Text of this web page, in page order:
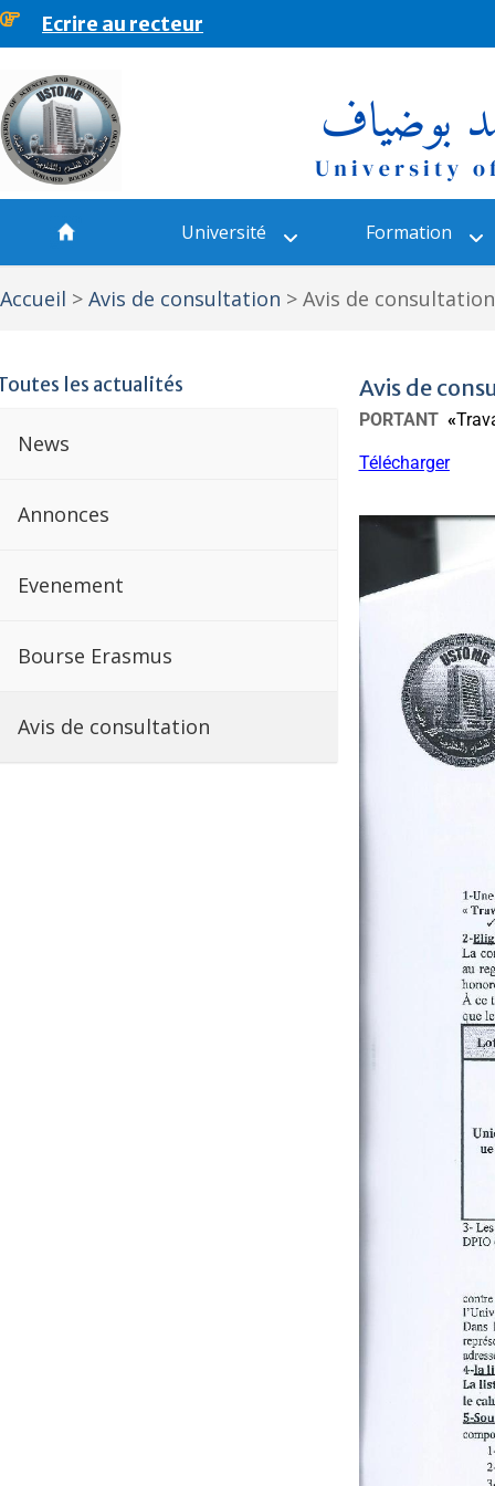
principalEcrire au recteur
Université Formation
Accueil > Avis de consultation > Avis de
les actualités
News
Annonces
Evenement
Bourse Erasmus
Avis de consultation
Avis de
PORTANT «
Télécharger